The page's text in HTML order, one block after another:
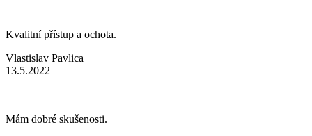
Kvalitní přístup a ochota.
Vlastislav Pavlica
13.5.2022
Mám dobré skušenosti.